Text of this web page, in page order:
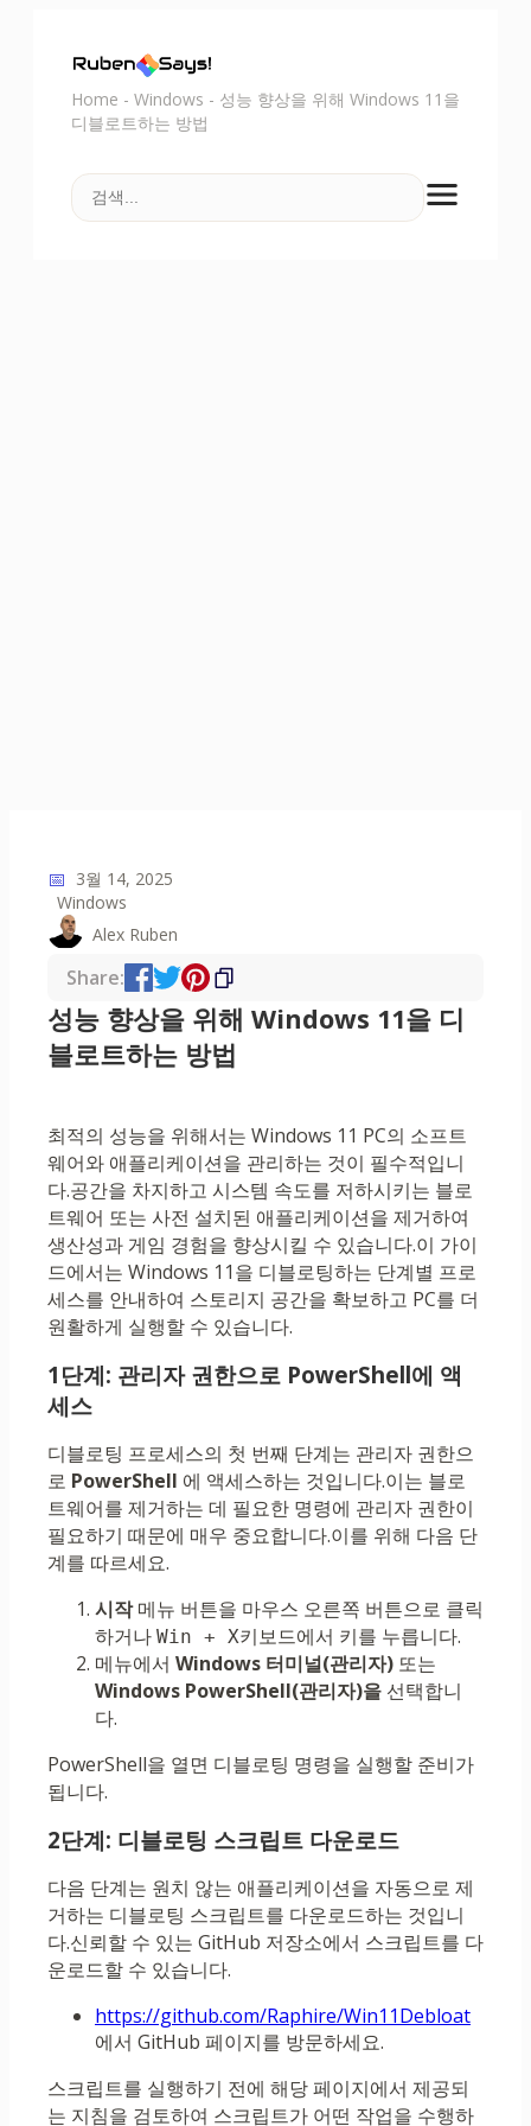
Home - Windows - 성능 향상을 위해 Windows 11을
디블로트하는 방법
📅 3월 14, 2025
Windows
Alex Ruben
Share:
성능 향상을 위해 Windows 11을 디
블로트하는 방법
최적의 성능을 위해서는 Windows 11 PC의 소프트
웨어와 애플리케이션을 관리하는 것이 필수적입니
다.공간을 차지하고 시스템 속도를 저하시키는 블로
트웨어 또는 사전 설치된 애플리케이션을 제거하여
생산성과 게임 경험을 향상시킬 수 있습니다.이 가이
드에서는 Windows 11을 디블로팅하는 단계별 프로
세스를 안내하여 스토리지 공간을 확보하고 PC를 더
원활하게 실행할 수 있습니다.
1단계: 관리자 권한으로 PowerShell에 액
세스
디블로팅 프로세스의 첫 번째 단계는 관리자 권한으
로 PowerShell 에 액세스하는 것입니다.이는 블로
트웨어를 제거하는 데 필요한 명령에 관리자 권한이
필요하기 때문에 매우 중요합니다.이를 위해 다음 단
계를 따르세요.
시작메뉴 버튼을 마우스 오른쪽 버튼으로 클릭
하거나 Win + X키보드에서 키를 누릅니다.
메뉴에서 Windows 터미널(관리자) 또는
Windows PowerShell(관리자)을 선택합니
다.
PowerShell을 열면 디블로팅 명령을 실행할 준비가
됩니다.
2단계: 디블로팅 스크립트 다운로드
다음 단계는 원치 않는 애플리케이션을 자동으로 제
거하는 디블로팅 스크립트를 다운로드하는 것입니
다.신뢰할 수 있는 GitHub 저장소에서 스크립트를 다
운로드할 수 있습니다.
https://github.com/Raphire/Win11Debloat
에서 GitHub 페이지를 방문하세요.
스크립트를 실행하기 전에 해당 페이지에서 제공되
는 지침을 검토하여 스크립트가 어떤 작업을 수행하